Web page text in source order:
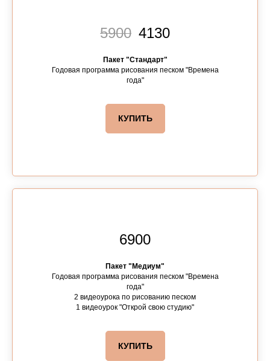
5900 4130
Пакет "Стандарт"
Годовая программа рисования песком "Времена
года"
КУПИТЬ
6900
Пакет "Медиум"
Годовая программа рисования песком "Времена
года"
2 видеоурока по рисованию песком
1 видеоурок "Открой свою студию"
КУПИТЬ